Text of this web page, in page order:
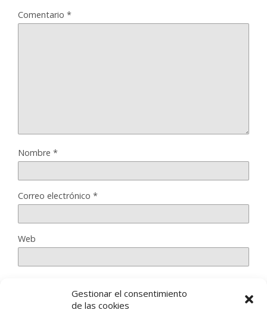
Gestionar el consentimiento
de las cookies
Comentario *
Nombre *
Correo electrónico *
Web
Guarda mi nombre, correo electrónico y web en este
navegador para la próxima vez que comente.